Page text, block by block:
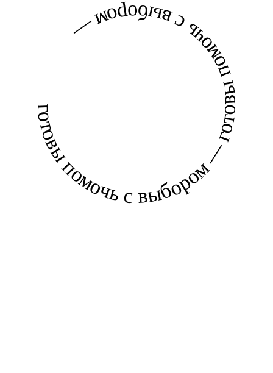
готовы помочь с выбором — готовы помочь с выбором —